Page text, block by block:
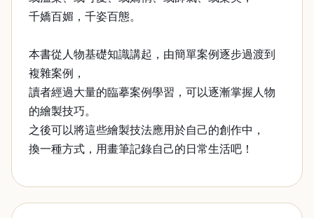
千嬌百媚，千姿百態。
本書從人物基礎知識講起，由簡單案例逐步過渡到
複雜案例，
讀者經過大量的臨摹案例學習，可以逐漸掌握人物
的繪製技巧。
之後可以將這些繪製技法應用於自己的創作中，
換一種方式，用畫筆記錄自己的日常生活吧！